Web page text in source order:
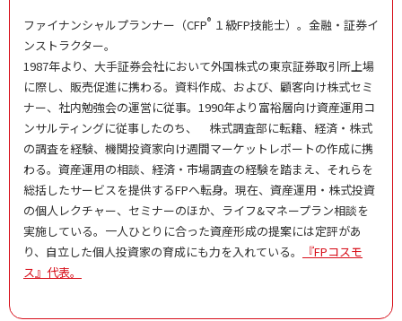
ファイナンシャルプランナー（CFP® １級FP技能士）。金融・証券イ
ンストラクター。
1987年より、大手証券会社において外国株式の東京証券取引所上場
に際し、販売促進に携わる。資料作成、および、顧客向け株式セミ
ナー、社内勉強会の運営に従事。1990年より富裕層向け資産運用コ
ンサルティングに従事したのち、 株式調査部に転籍、経済・株式
の調査を経験、機関投資家向け週間マーケットレポートの作成に携
わる。資産運用の相談、経済・市場調査の経験を踏まえ、それらを
総括したサービスを提供するFPへ転身。現在、資産運用・株式投資
の個人レクチャー、セミナーのほか、ライフ&マネープラン相談を
実施している。一人ひとりに合った資産形成の提案には定評があ
り、自立した個人投資家の育成にも力を入れている。
『FPコスモ
ス』代表。